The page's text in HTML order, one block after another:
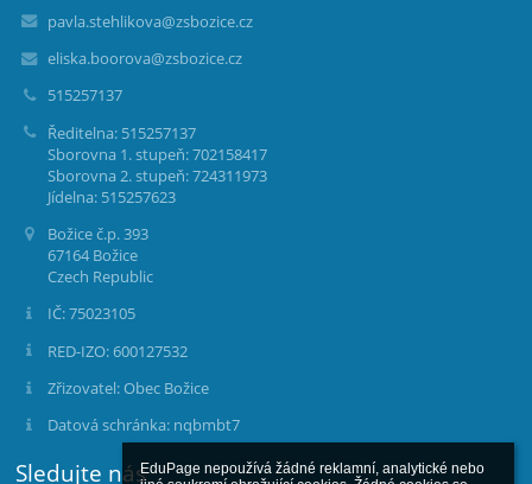
EduPage nepoužívá žádné reklamní, analytické nebo
pavla.stehlikova@zsbozice.cz
eliska.boorova@zsbozice.cz
515257137
Ředitelna: 515257137
Sborovna 1. stupeň: 702158417
Sborovna 2. stupeň: 724311973
Jídelna: 515257623
Božice č.p. 393
67164 Božice
Czech Republic
IČ: 75023105
RED-IZO: 600127532
Zřizovatel: Obec Božice
Datová schránka: nqbmbt7
Sledujte nás